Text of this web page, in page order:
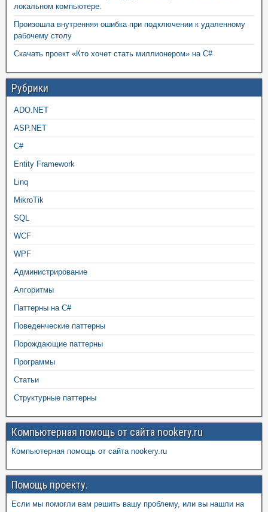
локальном компьютере.
Произошла внутренняя ошибка при подключении к удаленному
рабочему столу
Скачать проект «Кто хочет стать миллионером» на C#
Рубрики
ADO.NET
ASP.NET
C#
Entity Framework
Linq
MikroTik
SQL
WCF
WPF
Администрирование
Алгоритмы
Паттерны на C#
Поведенческие паттерны
Порождающие паттерны
Программы
Статьи
Структурные паттерны
Компьютерная помощь от сайта nookery.ru
Компьютерная помощь от сайта nookery.ru
Помощь проекту.
Если мы помогли вам решить вашу проблему, или вы нашли на